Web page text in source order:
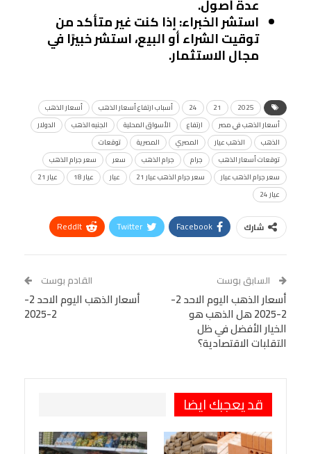
عدة أصول.
استشر الخبراء: إذا كنت غير متأكد من
توقيت الشراء أو البيع، استشر خبيرًا في
مجال الاستثمار.
2025
21
24 أسباب ارتفاع أسعار الذهب
أسعار الذهب
أسعار الذهب في مصر
ارتفاع الأسواق المحلية الجنيه الذهب
الدولار
الذهب
الذهب عيار المصري المصرية
توقعات
توقعات أسعار الذهب
جرام جرام الذهب سعر
سعر جرام الذهب
سعر جرام الذهب عيار
سعر جرام الذهب عيار 21 عيار عيار 18
عيار 21
عيار 24
شارك Facebook
Twitter
ReddIt
Tumblr
البريد الإلكتروني
StumbleUpon
VK
Digg
LINE
طباعة
OK.ru
السابق بوست
أسعار الذهب اليوم الاحد 2-
2-2025 هل الذهب هو
الخيار الأفضل في ظل
التقلبات الاقتصادية؟
القادم بوست
أسعار الذهب اليوم الاحد 2-
2-2025
قد يعجبك ايضا